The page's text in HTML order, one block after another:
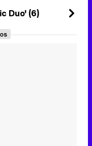
Duo' (6)